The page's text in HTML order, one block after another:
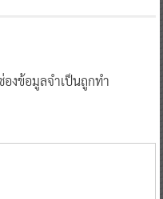
องข้อมูลจำเป็นถูกทำ